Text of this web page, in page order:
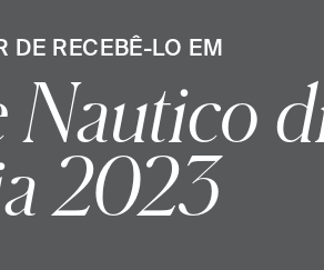
DE RECEBÊ-LO EM
Nautico
2023